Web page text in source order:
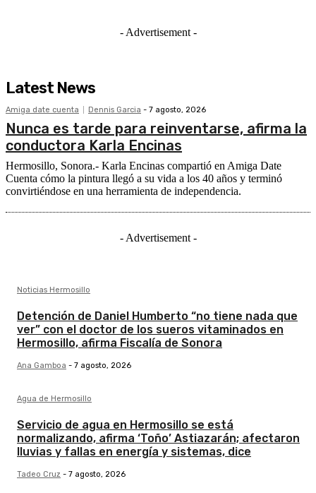
- Advertisement -
Latest News
Amiga date cuenta Dennis Garcia - 7 agosto, 2026
Nunca es tarde para reinventarse, afirma la
conductora Karla Encinas
Hermosillo, Sonora.- Karla Encinas compartió en Amiga Date
Cuenta cómo la pintura llegó a su vida a los 40 años y terminó
convirtiéndose en una herramienta de independencia.
- Advertisement -
Noticias Hermosillo
Detención de Daniel Humberto “no tiene nada que
ver” con el doctor de los sueros vitaminados en
Hermosillo, afirma Fiscalía de Sonora
Ana Gamboa - 7 agosto, 2026
Agua de Hermosillo
Servicio de agua en Hermosillo se está
normalizando, afirma ‘Toño’ Astiazarán; afectaron
lluvias y fallas en energía y sistemas, dice
Tadeo Cruz - 7 agosto, 2026